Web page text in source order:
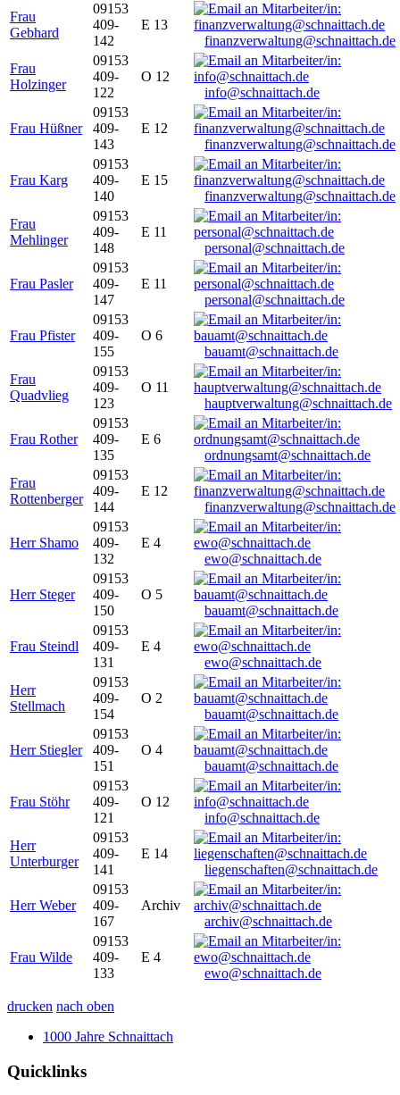
Frau
Gebhard
09153
409-
142
E 13
finanzverwaltung@schnaittach.de
Frau
Holzinger
09153
409-
122
O 12
info@schnaittach.de
Frau Hüßner
09153
409-
143
E 12
finanzverwaltung@schnaittach.de
Frau Karg
09153
409-
140
E 15
finanzverwaltung@schnaittach.de
Frau
Mehlinger
09153
409-
148
E 11
personal@schnaittach.de
Frau Pasler
09153
409-
147
E 11
personal@schnaittach.de
Frau Pfister
09153
409-
155
O 6
bauamt@schnaittach.de
Frau
Quadvlieg
09153
409-
123
O 11
hauptverwaltung@schnaittach.de
Frau Rother
09153
409-
135
E 6
ordnungsamt@schnaittach.de
Frau
Rottenberger
09153
409-
144
E 12
finanzverwaltung@schnaittach.de
Herr Shamo
09153
409-
132
E 4
ewo@schnaittach.de
Herr Steger
09153
409-
150
O 5
bauamt@schnaittach.de
Frau Steindl
09153
409-
131
E 4
ewo@schnaittach.de
Herr
Stellmach
09153
409-
154
O 2
bauamt@schnaittach.de
Herr Stiegler
09153
409-
151
O 4
bauamt@schnaittach.de
Frau Stöhr
09153
409-
121
O 12
info@schnaittach.de
Herr
Unterburger
09153
409-
141
E 14
liegenschaften@schnaittach.de
Herr Weber
09153
409-
167
Archiv
archiv@schnaittach.de
Frau Wilde
09153
409-
133
E 4
ewo@schnaittach.de
drucken nach oben
1000 Jahre Schnaittach
Quicklinks